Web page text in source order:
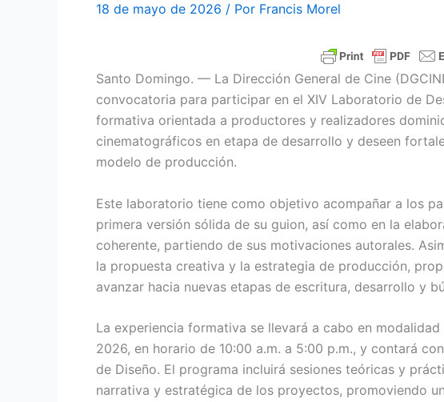
18 de mayo de 2026 / Por Francis Morel
Santo Domingo. — La Dirección General de Cine
convocatoria para participar en el XIV Laboratorio de
formativa orientada a productores y realizadores
cinematográficos en etapa de desarrollo y deseen
modelo de producción.
Este laboratorio tiene como objetivo acompañar a los
primera versión sólida de su guion, así como en la
coherente, partiendo de sus motivaciones autorales.
la propuesta creativa y la estrategia de producción,
avanzar hacia nuevas etapas de escritura, desarrollo y
La experiencia formativa se llevará a cabo en
2026, en horario de 10:00 a.m. a 5:00 p.m., y contará
de Diseño. El programa incluirá sesiones teóricas y
narrativa y estratégica de los proyectos, promoviendo